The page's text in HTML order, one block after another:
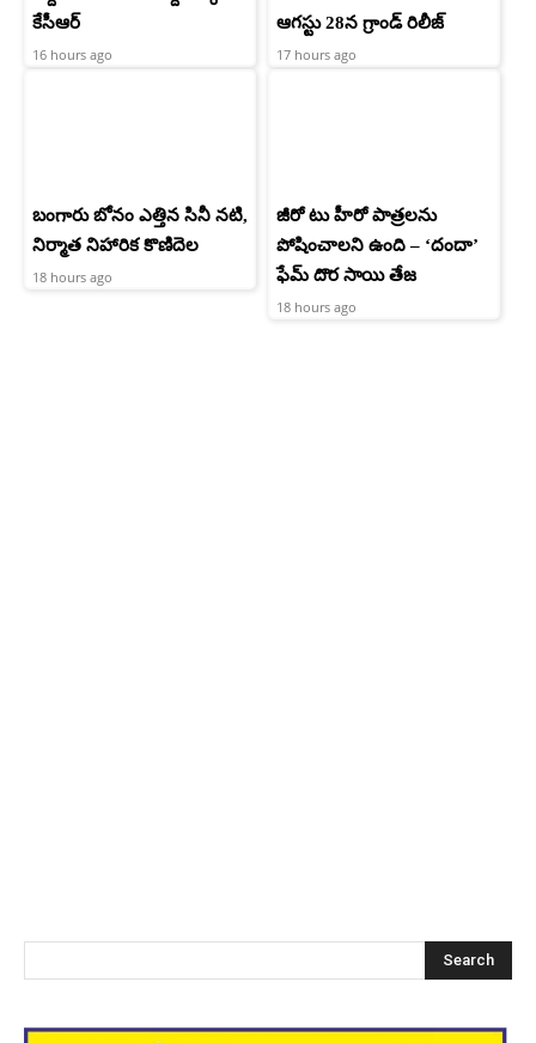
కేసీఆర్
16 hours ago
ఆగస్టు 28న గ్రాండ్ రిలీజ్
17 hours ago
బంగారు బోనం ఎత్తిన సినీ నటి,
నిర్మాత నిహారిక కొణిదెల
18 hours ago
జీరో టు హీరో పాత్రలను
పోషించాలని ఉంది – ‘దందా’
ఫేమ్ దొర సాయి తేజ
18 hours ago
Search